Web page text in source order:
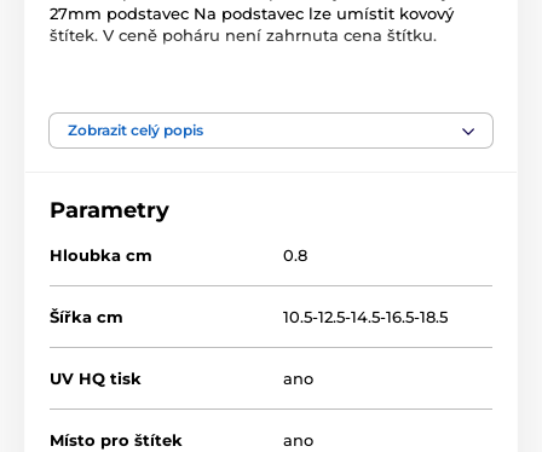
27mm podstavec Na podstavec lze umístit kovový
štítek. V ceně poháru není zahrnuta cena štítku.
Roztleskávačky Dřevěné trofeje
Zobrazit celý popis
Parametry
Hloubka cm 0.8
Šířka cm 10.5-12.5-14.5-16.5-18.5
UV HQ tisk ano
Místo pro štítek ano